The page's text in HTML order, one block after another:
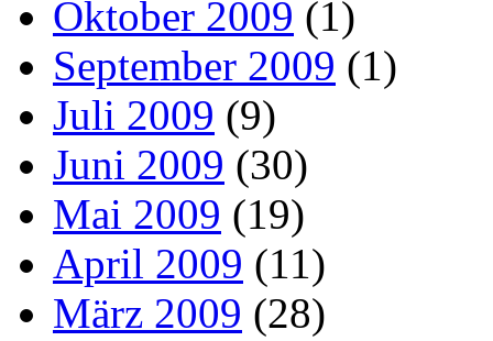
Oktober 2009 (1)
September 2009 (1)
Juli 2009 (9)
Juni 2009 (30)
Mai 2009 (19)
April 2009 (11)
März 2009 (28)